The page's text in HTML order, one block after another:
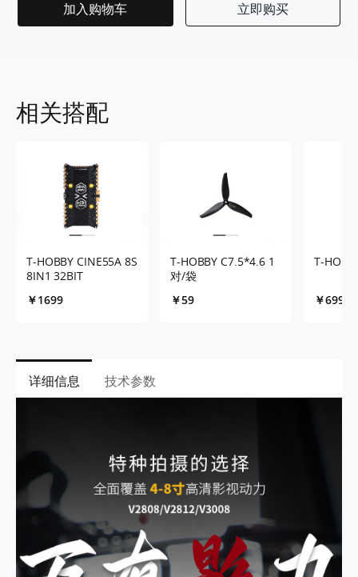
加入购物车 立即购买
相关搭配
T-HOBBY CINE55A 8S
8IN1 32BIT
￥1699
T-HOBBY C7.5*4.6 1
对/袋
￥59
T-
￥699
详细信息 技术参数